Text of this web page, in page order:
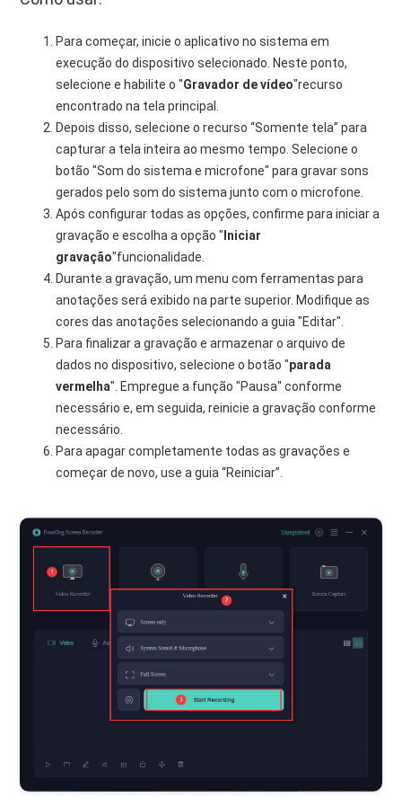
Para começar, inicie o aplicativo no sistema em
execução do dispositivo selecionado. Neste ponto,
selecione e habilite o "Gravador de vídeo"recurso
encontrado na tela principal.
Depois disso, selecione o recurso “Somente tela” para
capturar a tela inteira ao mesmo tempo. Selecione o
botão "Som do sistema e microfone" para gravar sons
gerados pelo som do sistema junto com o microfone.
Após configurar todas as opções, confirme para iniciar a
gravação e escolha a opção " Iniciar
gravação"funcionalidade.
Durante a gravação, um menu com ferramentas para
anotações será exibido na parte superior. Modifique as
cores das anotações selecionando a guia "Editar".
Para finalizar a gravação e armazenar o arquivo de
dados no dispositivo, selecione o botão "parada
vermelha". Empregue a função "Pausa" conforme
necessário e, em seguida, reinicie a gravação conforme
necessário.
Para apagar completamente todas as gravações e
começar de novo, use a guia “Reiniciar”.